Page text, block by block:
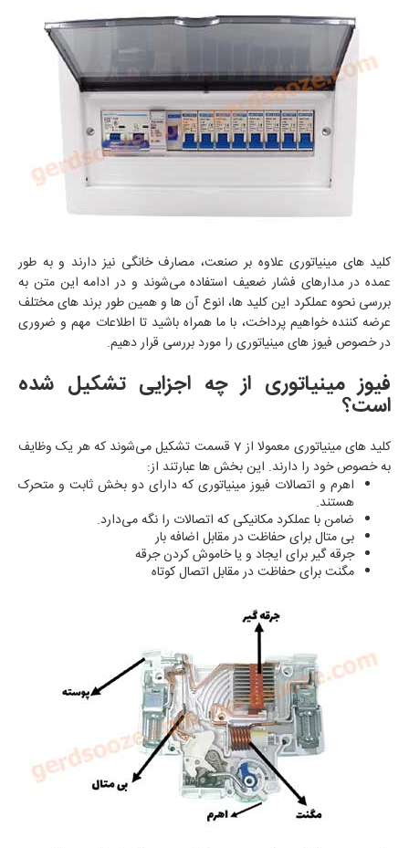
کلید‌ های مینیاتوری علاوه بر صنعت، مصارف خانگی نیز دارند و به طور
عمده در مدارهای فشار ضعیف استفاده می‌شوند و در ادامه این متن به
بررسی نحوه عملکرد این کلید ها، انوع آن‌ ها و همین طور برند های مختلف
عرضه کننده خواهیم پرداخت، با ما همراه باشید تا اطلاعات مهم و ضروری
در خصوص فیوز های مینیاتوری را مورد بررسی قرار دهیم.
فیوز مینیاتوری از چه اجزایی تشکیل شده
است؟
کلید های مینیاتوری معمولا از 7 قسمت تشکیل می‌شوند که هر یک وظایف
به خصوص خود را دارند. این بخش‌ ها عبارتند از:
اهرم و اتصالات فیوز مینیاتوری که دارای دو بخش ثابت و متحرک
هستند.
ضامن با عملکرد مکانیکی که اتصالات را نگه می‌دارد.
بی متال برای حفاظت در مقابل اضافه بار
جرقه گیر برای ایجاد و یا خاموش کردن جرقه
مگنت برای حفاظت در مقابل اتصال کوتاه